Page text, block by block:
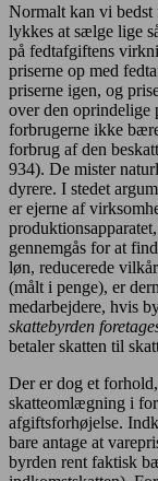
Normalt kan vi bedst
lykkes at sælge lige
på fedtafgiftens
priserne op med
priserne igen, og
over den oprindelige
forbrugerne ikke
forbrug af den
934). De mister
dyrere. I stedet
er ejerne af
gennemgås for at
løn, reducerede
(målt i penge), er
medarbejdere, hvis
skattebyrden
betaler skatten til
Der er dog et
skatteomlægning i
afgiftsforhøjelse.
bare antage at
byrden rent faktisk